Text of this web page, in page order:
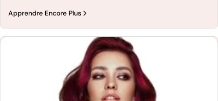
Apprendre Encore Plus